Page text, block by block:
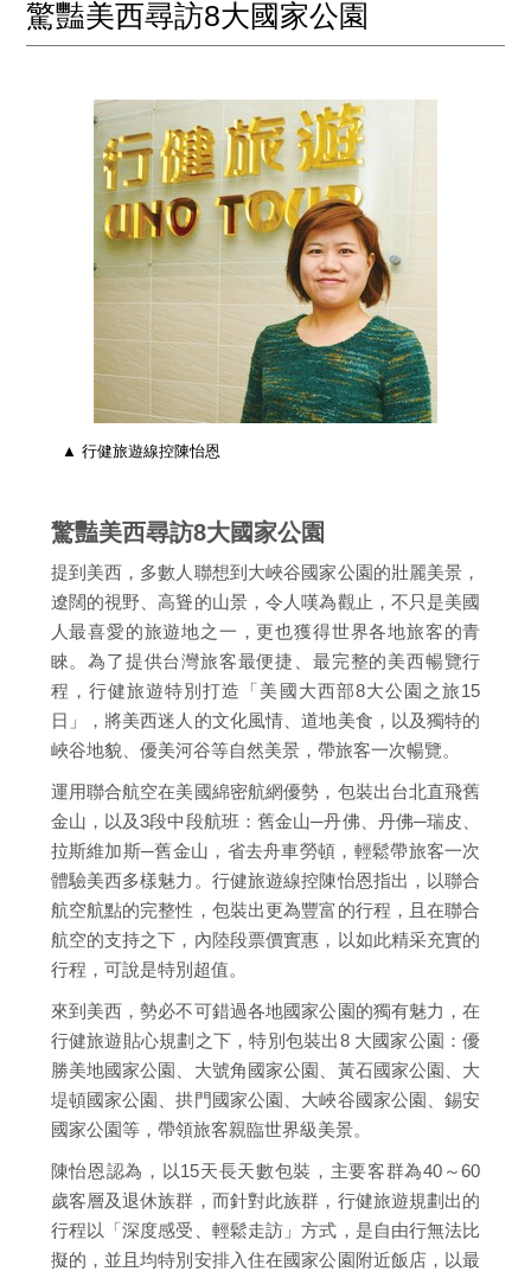
驚豔美西尋訪8大國家公園
▲ 行健旅遊線控陳怡恩
驚豔美西尋訪8大國家公園
提到美西，多數人聯想到大峽谷國家公園的壯麗美景，
遼闊的視野、高聳的山景，令人嘆為觀止，不只是美國
人最喜愛的旅遊地之一，更也獲得世界各地旅客的青
睞。為了提供台灣旅客最便捷、最完整的美西暢覽行
程，行健旅遊特別打造「美國大西部8大公園之旅15
日」，將美西迷人的文化風情、道地美食，以及獨特的
峽谷地貌、優美河谷等自然美景，帶旅客一次暢覽。
運用聯合航空在美國綿密航網優勢，包裝出台北直飛舊
金山，以及3段中段航班：舊金山─丹佛、丹佛─瑞皮、
拉斯維加斯─舊金山，省去舟車勞頓，輕鬆帶旅客一次
體驗美西多樣魅力。行健旅遊線控陳怡恩指出，以聯合
航空航點的完整性，包裝出更為豐富的行程，且在聯合
航空的支持之下，內陸段票價實惠，以如此精采充實的
行程，可說是特別超值。
來到美西，勢必不可錯過各地國家公園的獨有魅力，在
行健旅遊貼心規劃之下，特別包裝出8 大國家公園：優
勝美地國家公園、大號角國家公園、黃石國家公園、大
堤頓國家公園、拱門國家公園、大峽谷國家公園、錫安
國家公園等，帶領旅客親臨世界級美景。
陳怡恩認為，以15天長天數包裝，主要客群為40～60
歲客層及退休族群，而針對此族群，行健旅遊規劃出的
行程以「深度感受、輕鬆走訪」方式，是自由行無法比
擬的，並且均特別安排入住在國家公園附近飯店，以最